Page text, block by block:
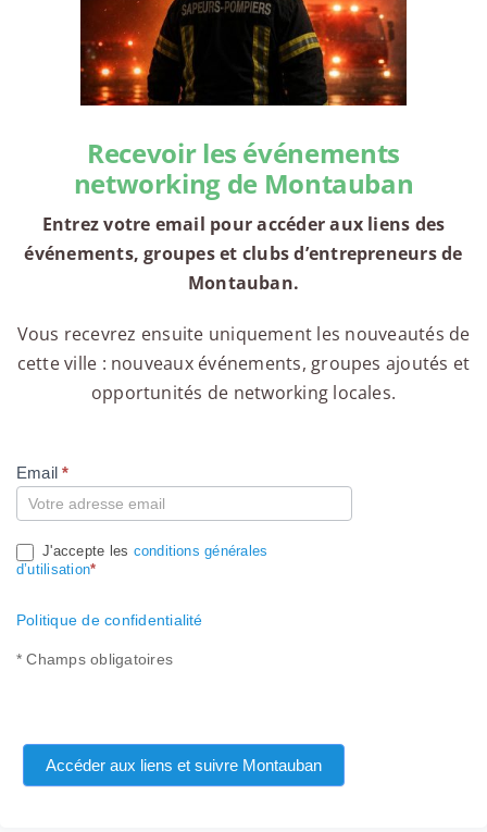
Recevoir les événements
networking de Montauban
Entrez votre email pour accéder aux liens des
événements, groupes et clubs d’entrepreneurs de
Montauban.
Vous recevrez ensuite uniquement les nouveautés de
cette ville : nouveaux événements, groupes ajoutés et
opportunités de networking locales.
Compte
Email*
J'accepte les conditions générales
d’utilisation*
Politique de confidentialité
* Champs obligatoires
Accéder aux liens et suivre Montauban